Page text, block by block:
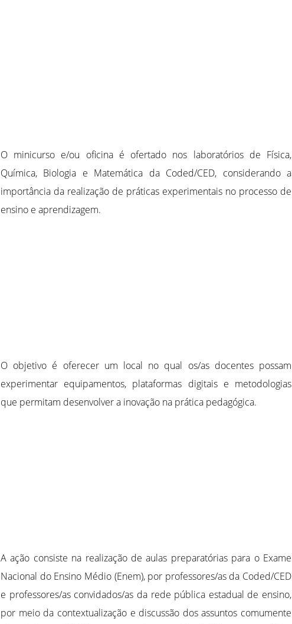
O minicurso e/ou oficina é ofertado nos laboratórios de Física,
Química, Biologia e Matemática da Coded/CED, considerando a
importância da realização de práticas experimentais no processo de
ensino e aprendizagem.
O objetivo é oferecer um local no qual os/as docentes possam
experimentar equipamentos, plataformas digitais e metodologias
que permitam desenvolver a inovação na prática pedagógica.
A ação consiste na realização de aulas preparatórias para o Exame
Nacional do Ensino Médio (Enem), por professores/as da Coded/CED
e professores/as convidados/as da rede pública estadual de ensino,
por meio da contextualização e discussão dos assuntos comumente